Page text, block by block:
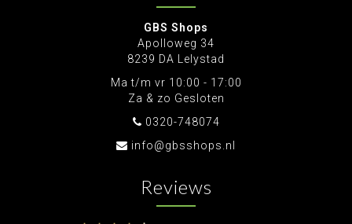
GBS Shops
Apolloweg 34
8239 DA Lelystad
Ma t/m vr 10:00 - 17:00
Za & zo Gesloten
0320-748074
info@gbsshops.nl
Reviews